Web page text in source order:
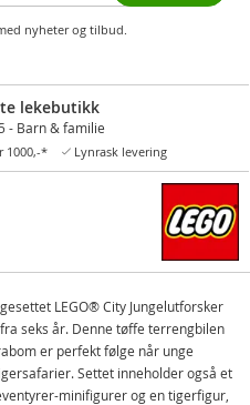
nyheter og tilbud.
lekebutikk
- Barn & familie
1000,-* Lynrask levering
LEGO® City Jungelutforsker
seks år. Denne tøffe terrengbilen
er perfekt følge når unge
Settet inneholder også et
minifigurer og en tigerfigur,